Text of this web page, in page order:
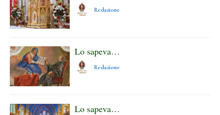
Redazione
Lo sapeva…
Redazione
Lo sapeva…